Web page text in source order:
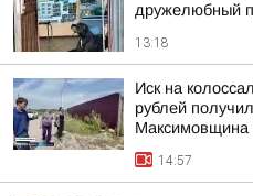
дружелюбный
13:18
Иск на
рублей
Максимовщина
14:57